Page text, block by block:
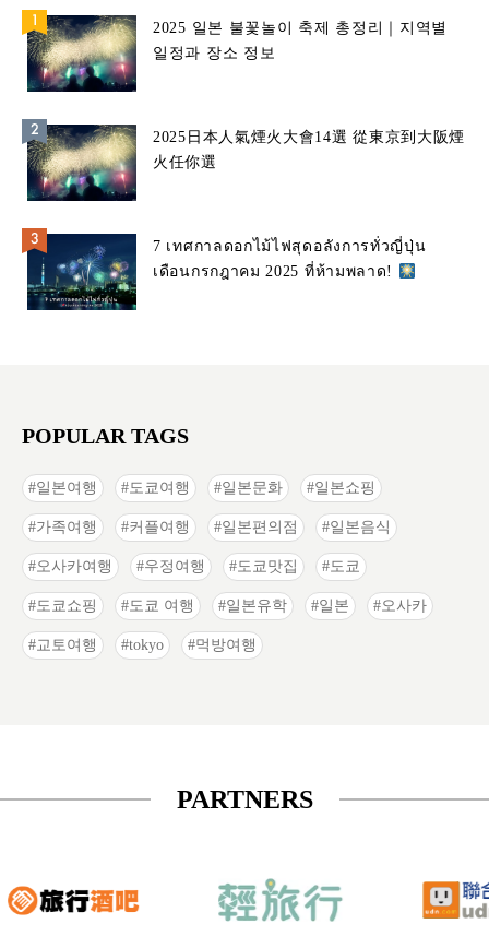
2025 일본 불꽃놀이 축제 총정리｜지역별
일정과 장소 정보
2025日本人氣煙火大會14選 從東京到大阪煙
火任你選
7 เทศกาลดอกไม้ไฟสุดอลังการทั่วญี่ปุ่น
เดือนกรกฎาคม 2025 ที่ห้ามพลาด!
POPULAR TAGS
일본여행 도쿄여행 일본문화 일본쇼핑
가족여행 커플여행 일본편의점 일본음식
오사카여행 우정여행 도쿄맛집 도쿄
도쿄쇼핑 도쿄 여행 일본유학 일본 오사카
교토여행 tokyo 먹방여행
PARTNERS